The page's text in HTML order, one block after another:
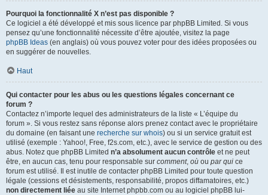
Pourquoi la fonctionnalité X n’est pas disponible ?
Ce logiciel a été développé et mis sous licence par phpBB Limited. Si vous
pensez qu’une fonctionnalité nécessite d’être ajoutée, visitez la page
phpBB Ideas (en anglais) où vous pouvez voter pour des idées proposées ou
en suggérer de nouvelles.
Haut
Qui contacter pour les abus ou les questions légales concernant ce
forum ?
Contactez n’importe lequel des administrateurs de la liste « L’équipe du
forum ». Si vous restez sans réponse alors prenez contact avec le propriétaire
du domaine (en faisant une recherche sur whois) ou si un service gratuit est
utilisé (exemple : Yahoo!, Free, f2s.com, etc.), avec le service de gestion ou des
abus. Notez que phpBB Limited n’a absolument aucun contrôle et ne peut
être, en aucun cas, tenu pour responsable sur comment, où ou par qui ce
forum est utilisé. Il est inutile de contacter phpBB Limited pour toute question
légale (cessions et désistements, responsabilité, propos diffamatoires, etc.)
non directement liée au site Internet phpbb.com ou au logiciel phpBB lui-